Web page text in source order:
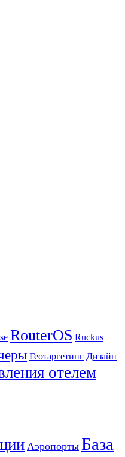
RouterOS Ruckus
Геотаргетинг Дизайн
отелем
Аэропорты База